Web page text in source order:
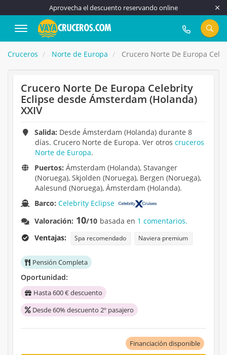
Aprovecha el descuento reservando online
917 815 555
Cruceros Norte de Europa Crucero Norte De Europa
Crucero Norte De Europa Celebrity
Eclipse desde Ámsterdam (Holanda)
XXIV
Salida: Desde Ámsterdam (Holanda) durante 8
días. Crucero Norte de Europa. Ver otros cruceros
Norte de Europa.
Puertos: Ámsterdam (Holanda), Stavanger
(Noruega), Skjolden (Noruega), Bergen (Noruega),
Aalesund (Noruega), Ámsterdam (Holanda).
Barco:Celebrity Eclipse
Valoración: 10/10 basada en 1 comentarios.
Ventajas:
Spa recomendado Naviera premium
Pensión Completa
Oportunidad:
Hasta 600 € descuento
Desde 60% descuento 2º pasajero
Financiación disponible